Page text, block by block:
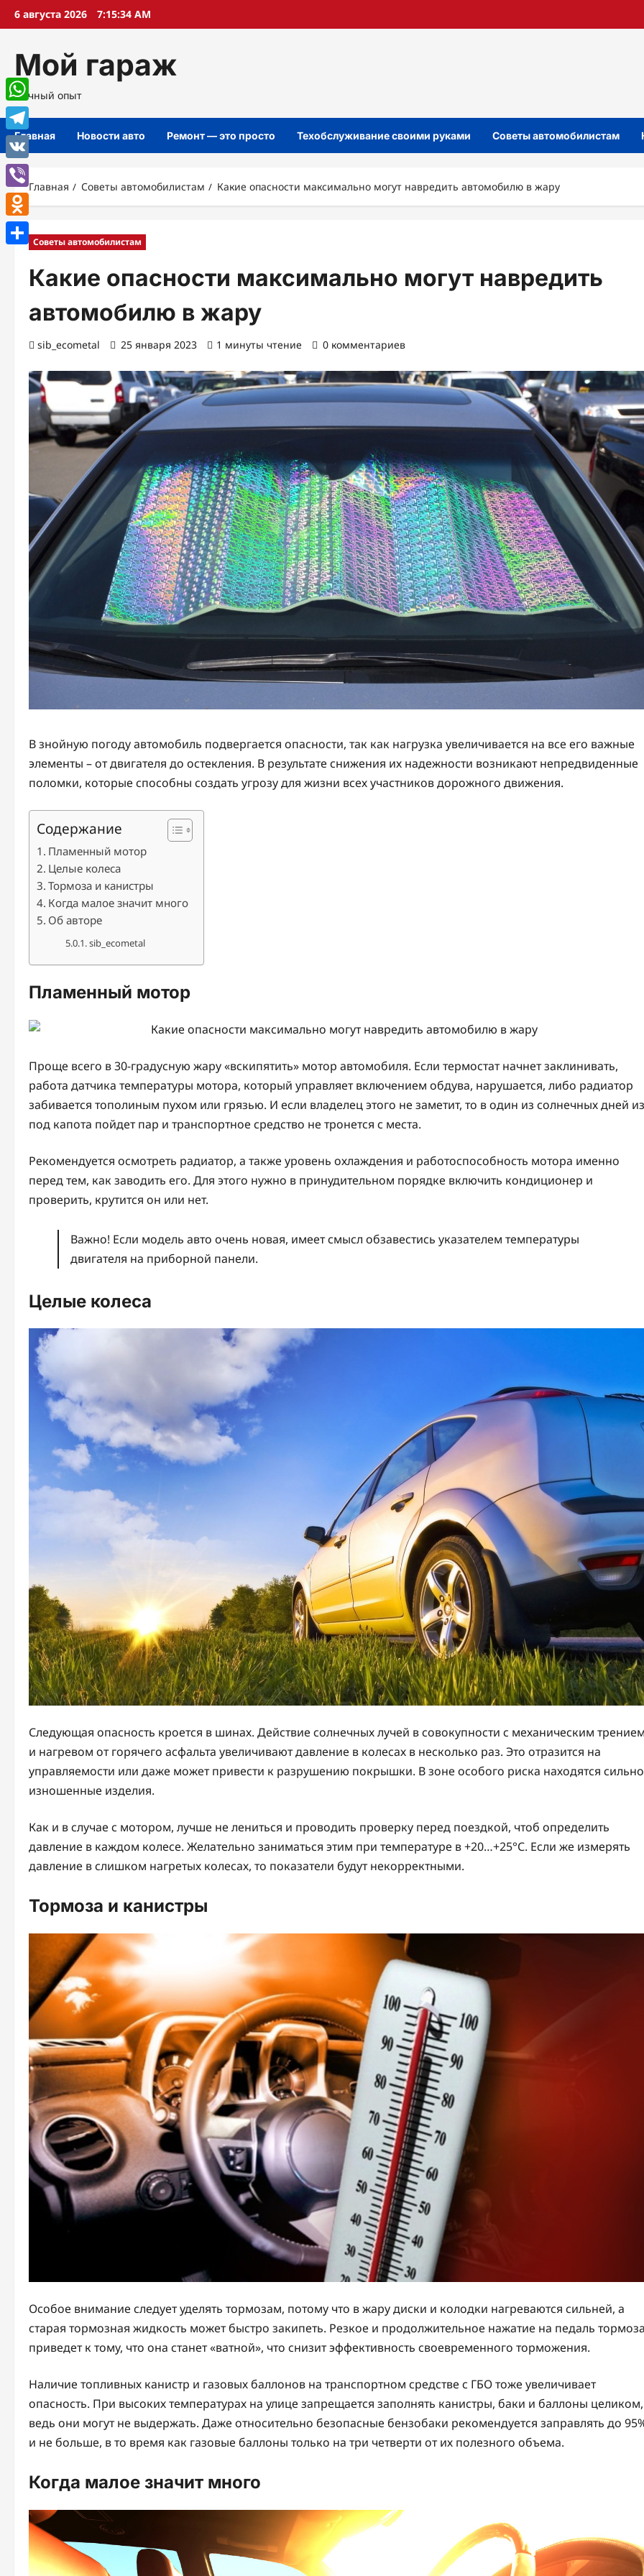
Перейти
6 августа 2026 7:15:36 AM
Мой гараж
Личный опыт
Главная Новости авто Ремонт — это просто Техобслуживание своими руками Советы автомобилистам
Главная Советы автомобилистам Какие опасности максимально могут навредить автомобилю в жару
Советы автомобилистам
Какие опасности максимально могут навредить
автомобилю в жару
sib_ecometal 25 января 2023 1 минуты чтение 0 комментариев
В знойную погоду автомобиль подвергается опасности, так как нагрузка увеличивается на все его важные
элементы – от двигателя до остекления. В результате снижения их надежности возникают непредвиденные
поломки, которые способны создать угрозу для жизни всех участников дорожного движения.
Содержание
Пламенный мотор
Целые колеса
Тормоза и канистры
Когда малое значит много
Об авторе
sib_ecometal
Пламенный мотор
Проще всего в 30-градусную жару «вскипятить» мотор автомобиля. Если термостат начнет заклинивать,
работа датчика температуры мотора, который управляет включением обдува, нарушается, либо радиатор
забивается тополиным пухом или грязью. И если владелец этого не заметит, то в один из солнечных дней
под капота пойдет пар и транспортное средство не тронется с места.
Рекомендуется осмотреть радиатор, а также уровень охлаждения и работоспособность мотора именно
перед тем, как заводить его. Для этого нужно в принудительном порядке включить кондиционер и
проверить, крутится он или нет.
Важно! Если модель авто очень новая, имеет смысл обзавестись указателем температуры
двигателя на приборной панели.
Целые колеса
Следующая опасность кроется в шинах. Действие солнечных лучей в совокупности с механическим
и нагревом от горячего асфальта увеличивают давление в колесах в несколько раз. Это отразится на
управляемости или даже может привести к разрушению покрышки. В зоне особого риска находятся сильно
изношенные изделия.
Как и в случае с мотором, лучше не лениться и проводить проверку перед поездкой, чтоб определить
давление в каждом колесе. Желательно заниматься этим при температуре в +20…+25°С. Если же измерять
давление в слишком нагретых колесах, то показатели будут некорректными.
Тормоза и канистры
Особое внимание следует уделять тормозам, потому что в жару диски и колодки нагреваются сильней, а
старая тормозная жидкость может быстро закипеть. Резкое и продолжительное нажатие на педаль
приведет к тому, что она станет «ватной», что снизит эффективность своевременного торможения.
Наличие топливных канистр и газовых баллонов на транспортном средстве с ГБО тоже увеличивает
опасность. При высоких температурах на улице запрещается заполнять канистры, баки и баллоны целиком,
ведь они могут не выдержать. Даже относительно безопасные бензобаки рекомендуется заправлять до
и не больше, в то время как газовые баллоны только на три четверти от их полезного объема.
Когда малое значит много
WhatsApp
Telegram
VK
Viber
Odnoklassniki